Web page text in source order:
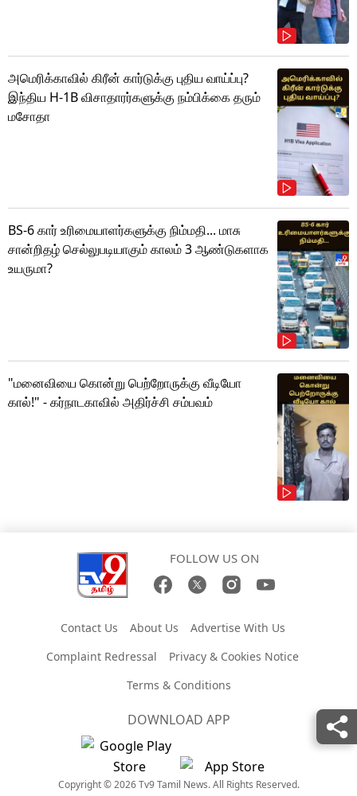
அமெரிக்காவில் கிரீன் கார்டுக்கு புதிய வாய்ப்பு?
இந்திய H-1B விசாதாரர்களுக்கு நம்பிக்கை தரும்
மசோதா
BS-6 கார் உரிமையாளர்களுக்கு நிம்மதி... மாசு
சான்றிதழ் செல்லுபடியாகும் காலம் 3 ஆண்டுகளாக
உயருமா?
"மனைவியை கொன்று பெற்றோருக்கு வீடியோ
கால்!" - கர்நாடகாவில் அதிர்ச்சி சம்பவம்
FOLLOW US ON
Contact Us About Us
Advertise With Us
Complaint Redressal
Privacy & Cookies Notice
Terms & Conditions
DOWNLOAD APP
Copyright © 2026 Tv9 Tamil News. All Rights Reserved.